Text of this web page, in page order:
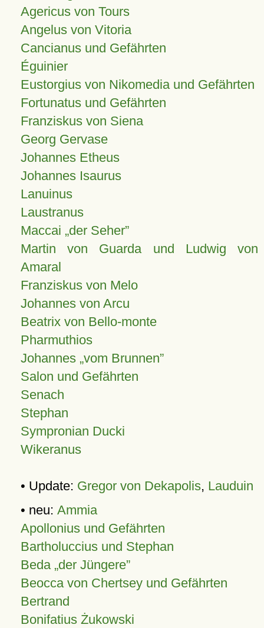
Agericus von Tours
Angelus von Vitoria
Cancianus und Gefährten
Éguinier
Eustorgius von Nikomedia und Gefährten
Fortunatus und Gefährten
Franziskus von Siena
Georg Gervase
Johannes Etheus
Johannes Isaurus
Lanuinus
Laustranus
Maccai „der Seher”
Martin von Guarda und Ludwig von
Amaral
Franziskus von Melo
Johannes von Arcu
Beatrix von Bello-monte
Pharmuthios
Johannes vom Brunnen
Salon und Gefährten
Senach
Stephan
Sympronian Ducki
Wikeranus
• Update: Gregor von Dekapolis, Lauduin
• neu: Ammia
Apollonius und Gefährten
Bartholuccius und Stephan
Beda „der Jüngere”
Beocca von Chertsey und Gefährten
Bertrand
Bonifatius Żukowski